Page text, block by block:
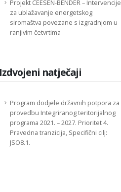
Projekt CEESEN-BENDER – Intervencije
za ublažavanje energetskog
siromaštva povezane s izgradnjom u
ranjivim četvrtima
Izdvojeni natječaji
Program dodjele državnih potpora za
provedbu Integriranog teritorijalnog
programa 2021. – 2027. Prioritet 4.
Pravedna tranzicija, Specifični cilj:
JSO8.1.